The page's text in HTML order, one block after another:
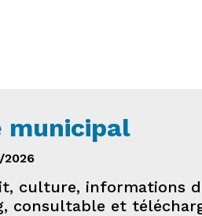
municipal
2026
culture, informations
consultable et